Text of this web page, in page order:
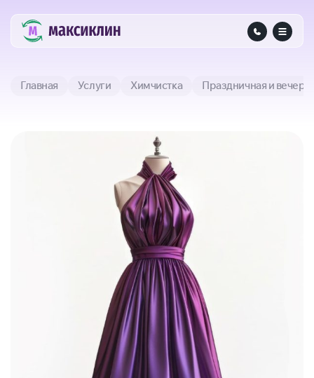
Главная Услуги Химчистка Праздничная и